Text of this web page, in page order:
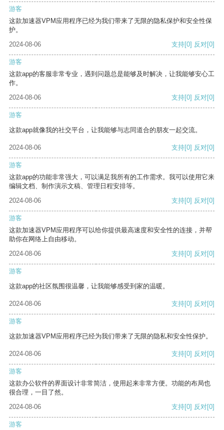
游客
这款加速器VPM应用程序已经为我们带来了无限的隐私保护和安全性保
护。
2024-08-06
支持[0] 反对[0]
游客
这款app的客服非常专业，遇到问题总是能够及时解决，让我能够安心工
作。
2024-08-06
支持[0] 反对[0]
游客
这款app就像我的社交平台，让我能够与志同道合的朋友一起交流。
2024-08-06 支持[0] 反对[0]
游客
这款app的功能非常强大，可以满足我所有的工作需求。我可以使用它来
编辑文档、制作演示文稿、管理日程安排等。
2024-08-06
支持[0] 反对[0]
游客
这款加速器VPM应用程序可以给你提供最高速度和安全性的连接，并帮
助你在网络上自由移动。
2024-08-06
支持[0] 反对[0]
游客
这款app的社区氛围很温馨，让我能够感受到家的温暖。
2024-08-06 支持[0] 反对[0]
游客
这款加速器VPM应用程序已经为我们带来了无限的隐私和安全性保护。
2024-08-06 支持[0] 反对[0]
游客
这款办公软件的界面设计非常简洁，使用起来非常方便。功能的布局也
很合理，一目了然。
2024-08-06
支持[0] 反对[0]
游客